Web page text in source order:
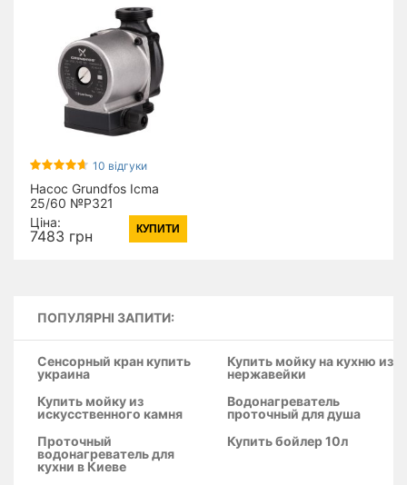
10 відгуки
Насос Grundfos Icma
25/60 №P321
Ціна:
7483 грн КУПИТИ
ПОПУЛЯРНІ ЗАПИТИ:
Сенсорный кран купить
украина
Купить мойку на кухню из
нержавейки
Купить мойку из
искусственного камня
Водонагреватель
проточный для душа
Проточный
водонагреватель для
кухни в Киеве
Купить бойлер 10л